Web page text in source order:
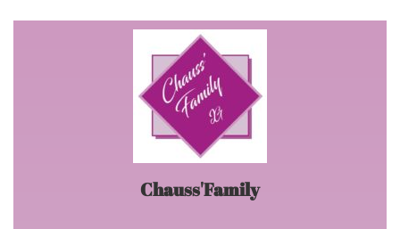
Chauss'Family